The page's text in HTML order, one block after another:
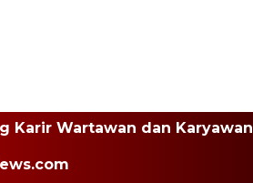
Karir Wartawan dan Karyawan